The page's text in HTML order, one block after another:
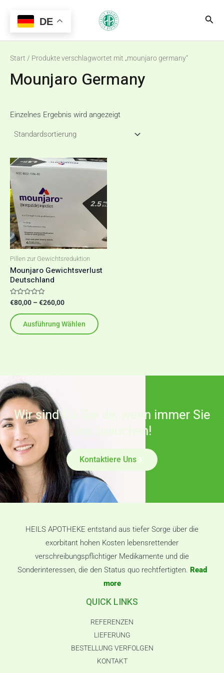
springenMenu
Start / Produkte verschlagwortet mit „mounjaro germany“
Mounjaro Germany
Einzelnes Ergebnis wird angezeigt
Pillen zur Gewichtsreduktion
Mounjaro Gewichtsverlust
Deutschland
Bewertet
mit
von
5
€80,00 –€260,00
Preisspanne:
€80,00
Ausführung Wählen
Dieses
weist
mehrere
auf.
Die
können
gewählt
Wir sind für Sie da, wann immer Sie
uns brauchen!
Kontaktiere Uns
HEILS APOTHEKE entstand aus tiefer Sorge über die
exorbitant hohen Kosten lebensrettender
verschreibungspflichtiger Medikamente und die
Sonderinteressen, die den Status quo rechtfertigten. Read
more
QUICK LINKS
REFERENZEN
LIEFERUNG
BESTELLUNG VERFOLGEN
KONTAKT
DE